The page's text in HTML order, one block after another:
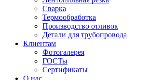
Сварка
Термообработка
Производство отливок
Детали для трубопровода
Клиентам
Фотогалерея
ГОСТы
Сертификаты
О нас